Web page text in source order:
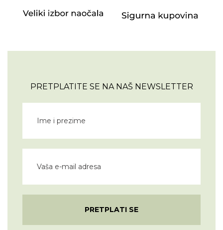
PRETPLATITE SE NA NAŠ NEWSLETTER
PRETPLATI SE